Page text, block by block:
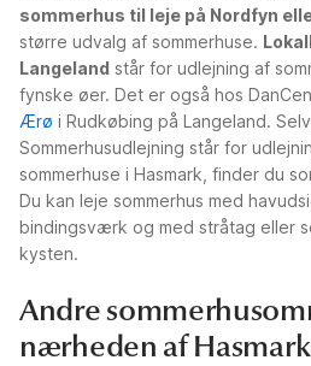
sommerhus til leje på Nordfyn
større udvalg af sommerhuse.
Langeland står for udlejning af
fynske øer. Det er også hos
Ærø i Rudkøbing på Langeland.
Sommerhusudlejning står for
sommerhuse i Hasmark, finder du
Du kan leje sommerhus med
bindingsværk og med stråtag eller
kysten.
Andre
nærheden af Hasmark